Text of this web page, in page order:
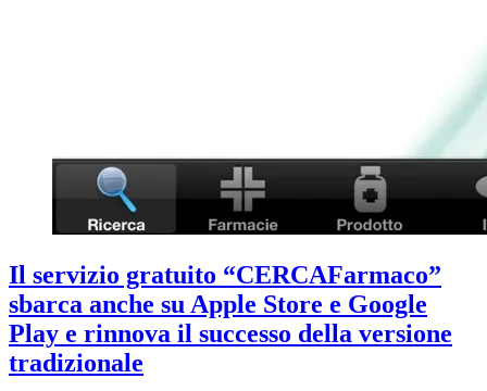
Il servizio gratuito “CERCAFarmaco”
sbarca anche su Apple Store e Google
Play e rinnova il successo della versione
tradizionale